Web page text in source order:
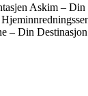
Askim – Din
– Din